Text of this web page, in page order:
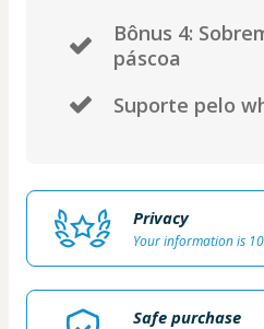
Bônus 4:
páscoa
Suporte pelo
Privacy
Your information is
Safe purchase